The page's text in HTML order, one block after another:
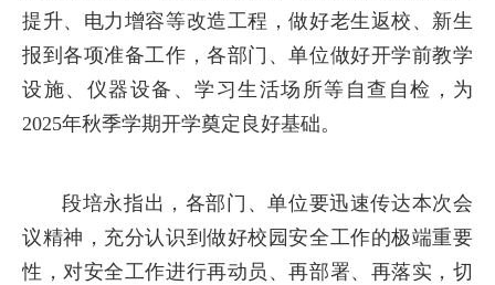
提升、电力增容等改造工程，做好老生返校、新生
报到各项准备工作，各部门、单位做好开学前教学
设施、仪器设备、学习生活场所等自查自检，为
2025年秋季学期开学奠定良好基础。
段培永指出，各部门、单位要迅速传达本次会
议精神，充分认识到做好校园安全工作的极端重要
性，对安全工作进行再动员、再部署、再落实，切